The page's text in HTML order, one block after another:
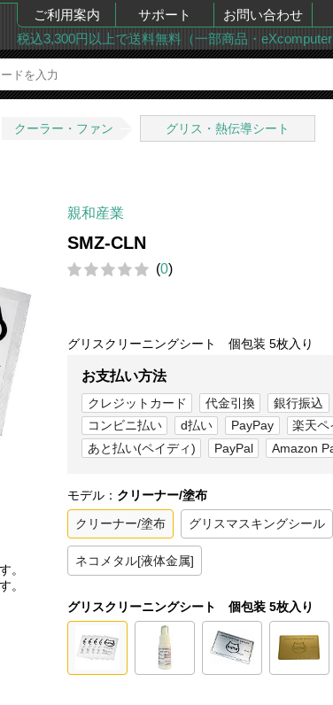
ご利用案内 サポート お問い合わせ
税込3,300円以上で送料無料（一部商品・eXcomputer
クーラー・ファン グリス・熱伝導シート
。
。
親和産業
SMZ-CLN
(0)
グリスクリーニングシート 個包装 5枚入り
お支払い方法
クレジットカード 代金引換 銀行振込
コンビニ払い
d払い PayPay 楽天ペ
あと払い(ペイディ)
PayPal Amazon
モデル： クリーナー/塗布
クリーナー/塗布 グリスマスキングシール
ネコメタル[液体金属]
グリスクリーニングシート 個包装 5枚入り